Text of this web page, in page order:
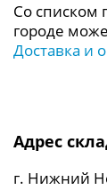
Со списком
городе
Доставка и
Адрес
г. Нижний